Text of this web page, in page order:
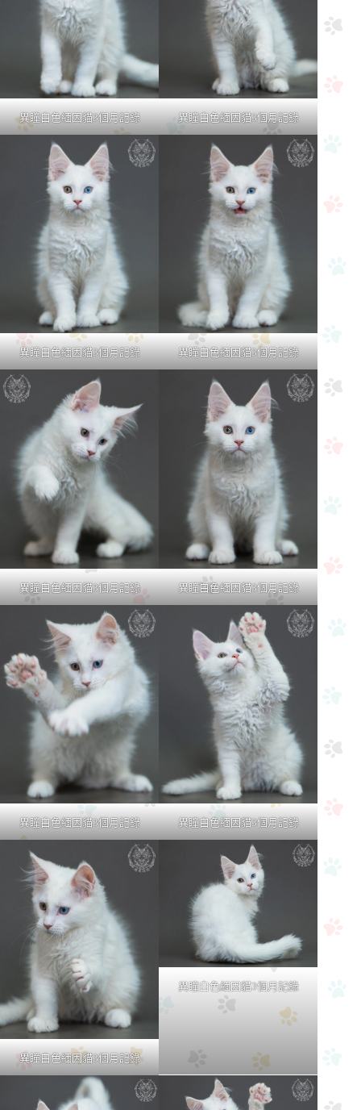
異瞳白色緬因貓3個月記錄 異瞳白色緬因貓3個月記錄
異瞳白色緬因貓3個月記錄 異瞳白色緬因貓3個月記錄
異瞳白色緬因貓3個月記錄 異瞳白色緬因貓3個月記錄
異瞳白色緬因貓3個月記錄 異瞳白色緬因貓3個月記錄
異瞳白色緬因貓3個月記錄
異瞳白色緬因貓3個月記錄